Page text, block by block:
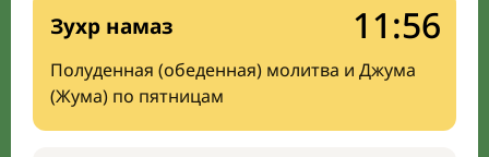
Зухр намаз
Полуденная (обеденная) молитва и Джума
(Жума) по пятницам
11:56